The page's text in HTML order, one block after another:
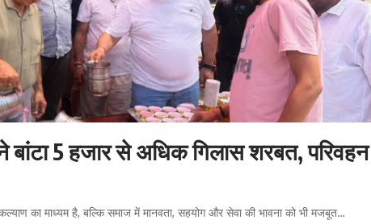
ने बांटा 5 हजार से अधिक गिलास शरबत, परिवहन
का माध्यम है, बल्कि समाज में मानवता, सहयोग और सेवा की भावना को भी मजबूत…